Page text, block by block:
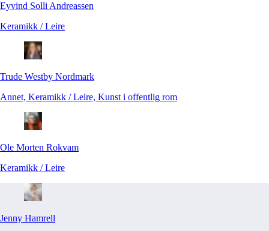
Eyvind Solli Andreassen
Keramikk / Leire
Trude Westby Nordmark
Annet, Keramikk / Leire, Kunst i offentlig rom
Ole Morten Rokvam
Keramikk / Leire
Jenny Hamrell